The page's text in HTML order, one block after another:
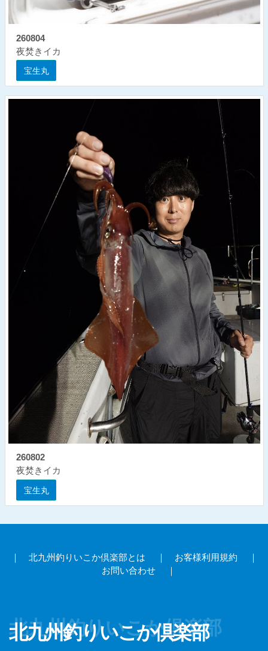
260804
夜焚きイカ
宝生丸
260802
夜焚きイカ
宝生丸
｜ 北九州釣りいこか倶楽部とは ｜ お客様利用規約
｜
お問い合わせ
｜
北九州釣りいこか倶楽部
北九州釣りいこか倶楽部